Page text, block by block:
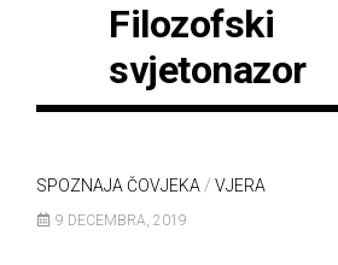
Filozofski
svjetonazor
SPOZNAJA ČOVJEKA / VJERA
9 DECEMBRA, 2019